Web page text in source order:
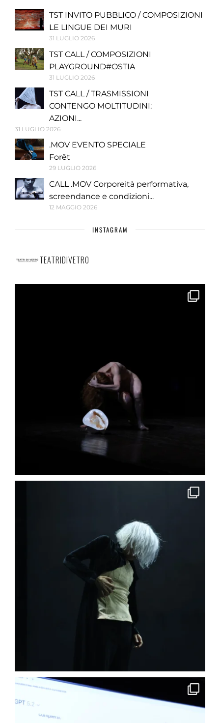
TST INVITO PUBBLICO / COMPOSIZIONI
LE LINGUE DEI MURI
31 LUGLIO 2026
TST CALL / COMPOSIZIONI
PLAYGROUND#OSTIA
31 LUGLIO 2026
TST CALL / TRASMISSIONI
CONTENGO MOLTITUDINI:
AZIONI...
31 LUGLIO 2026
.MOV EVENTO SPECIALE
Forêt
29 LUGLIO 2026
CALL .MOV Corporeità performativa,
screendance e condizioni...
12 MAGGIO 2026
INSTAGRAM
TEATRIDIVETRO